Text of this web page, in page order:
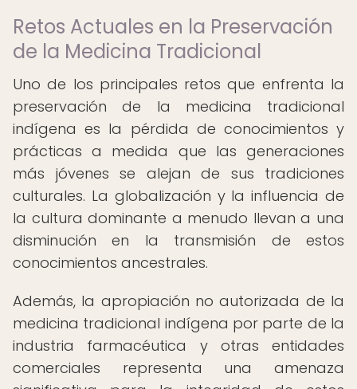
Retos Actuales en la Preservación
de la Medicina Tradicional
Uno de los principales retos que enfrenta la
preservación de la medicina tradicional
indígena es la pérdida de conocimientos y
prácticas a medida que las generaciones
más jóvenes se alejan de sus tradiciones
culturales. La globalización y la influencia de
la cultura dominante a menudo llevan a una
disminución en la transmisión de estos
conocimientos ancestrales.
Además, la apropiación no autorizada de la
medicina tradicional indígena por parte de la
industria farmacéutica y otras entidades
comerciales representa una amenaza